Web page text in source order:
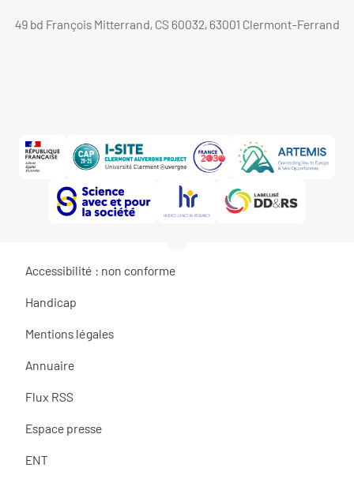
49 bd François Mitterrand, CS 60032, 63001 Clermont-Ferrand
Accessibilité : non conforme
Handicap
Mentions légales
Annuaire
Flux RSS
Espace presse
ENT